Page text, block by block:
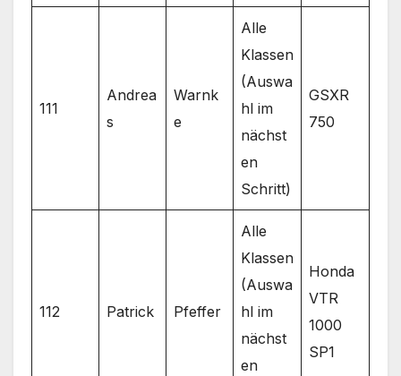
111
Andrea
s
Warnk
e
Alle
Klassen
(Auswa
hl im
nächst
en
Schritt)
GSXR
750
112 Patrick Pfeffer
Alle
Klassen
(Auswa
hl im
nächst
en
Honda
VTR
1000
SP1